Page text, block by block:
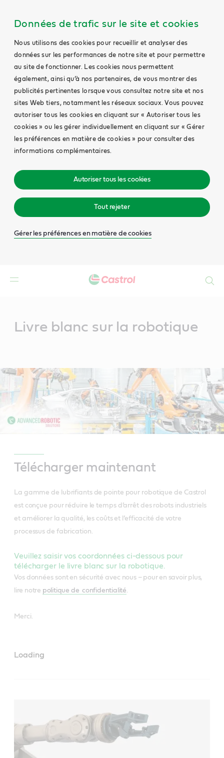
Données de trafic sur le site et cookies
Nous utilisons des cookies pour recueillir et analyser des
données sur les performances de notre site et pour permettre
au site de fonctionner. Les cookies nous permettent
également, ainsi qu’à nos partenaires, de vous montrer des
publicités pertinentes lorsque vous consultez notre site et nos
sites Web tiers, notamment les réseaux sociaux. Vous pouvez
autoriser tous les cookies en cliquant sur « Autoriser tous les
cookies » ou les gérer individuellement en cliquant sur « Gérer
les préférences en matière de cookies » pour consulter des
informations complémentaires.
Autoriser tous les cookies
Tout rejeter
Gérer les préférences en matière de cookies
Livre blanc sur la robotique
Télécharger maintenant
La gamme de lubrifiants de pointe pour robotique de Castrol
est conçue pour réduire le temps d’arrêt des robots industriels
et améliorer la qualité, les coûts et l’efficacité de votre
processus de fabrication.
Veuillez saisir vos coordonnées ci-dessous pour
télécharger le livre blanc sur la robotique.
Vos données sont en sécurité avec nous – pour en savoir plus,
lire notre politique de confidentialité
Merci.
Loading